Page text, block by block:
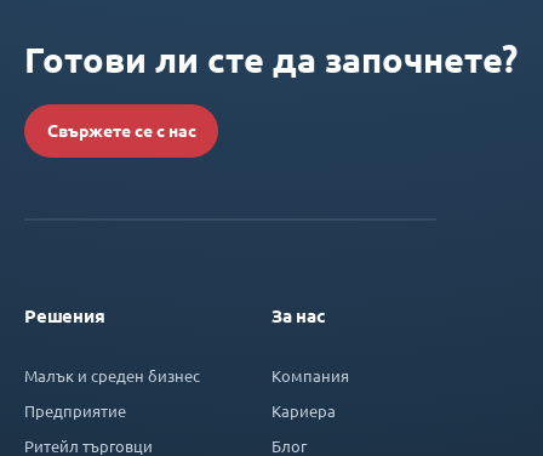
Готови ли сте да започнете?
Свържете се с нас
Решения
Малък и среден бизнес
Предприятие
Ритейл търговци
За нас
Компания
Кариера
Блог